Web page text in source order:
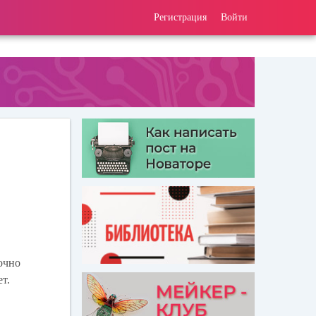
Регистрация Войти